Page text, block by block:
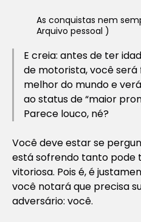
As conquistas nem
Arquivo pessoal )
E creia: antes de ter
de motorista, você
melhor do mundo e
ao status de “maior
Parece louco, né?
Você deve estar se
está sofrendo tanto pode
vitoriosa. Pois é, é
você notará que precisa
adversário: você.